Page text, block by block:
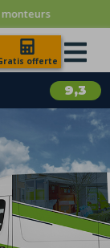
offerte
9,3